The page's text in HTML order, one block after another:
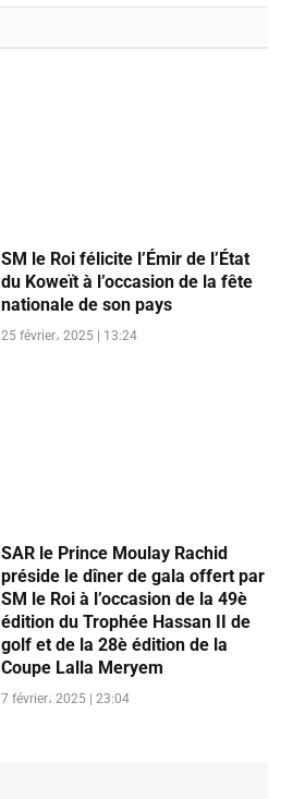
SM le Roi félicite l’Émir de l’État
du Koweït à l’occasion de la fête
nationale de son pays
25 février، 2025 | 13:24
SAR le Prince Moulay Rachid
préside le dîner de gala offert par
SM le Roi à l’occasion de la 49è
édition du Trophée Hassan II de
golf et de la 28è édition de la
Coupe Lalla Meryem
7 février، 2025 | 23:04